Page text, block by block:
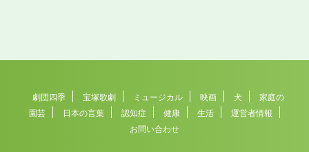
劇団四季 宝塚歌劇 ミュージカル 映画 犬
家庭の
園芸
日本の言葉 認知症 健康 生活
運営者情報
お問い合わせ